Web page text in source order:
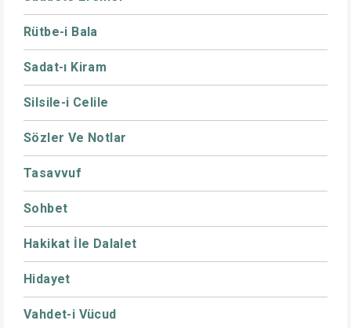
Rütbe-i Bala
Sadat-ı Kiram
Silsile-i Celile
Sözler Ve Notlar
Tasavvuf
Sohbet
Hakikat İle Dalalet
Hidayet
Vahdet-i Vücud